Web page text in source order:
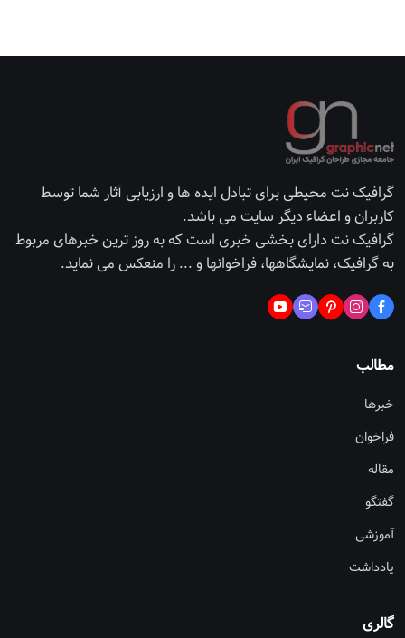
گرافیک نت محیطی برای تبادل ایده ها و ارزیابی آثار شما توسط
کاربران و اعضاء دیگر سایت می باشد.
گرافیک نت دارای بخشی خبری است که به روز ترین خبرهای مربوط
به گرافیک، نمایشگاهها، فراخوانها و ... را منعکس می نماید.
مطالب
خبرها
فراخوان
مقاله
گفتگو
آموزشی
یادداشت
گالری